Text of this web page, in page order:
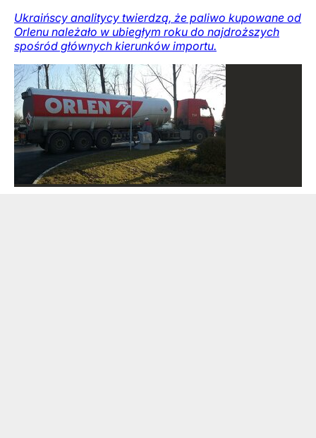
Ukraińscy analitycy twierdzą, że paliwo kupowane od
Orlenu należało w ubiegłym roku do najdroższych
spośród głównych kierunków importu.